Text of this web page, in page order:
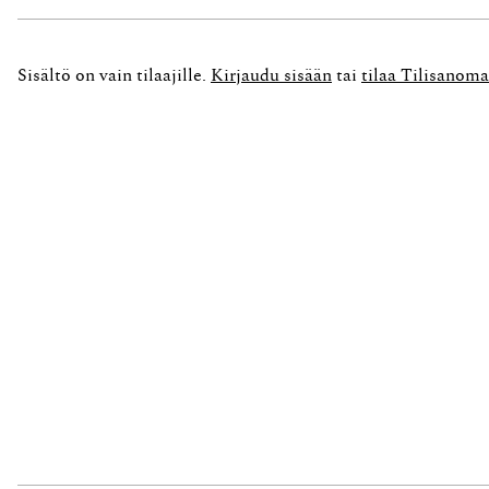
tytäryhtiöiltään palkkioita, nämä A Oy esittää
Sisältö on vain tilaajille. Kirjaudu sisään tai tilaa